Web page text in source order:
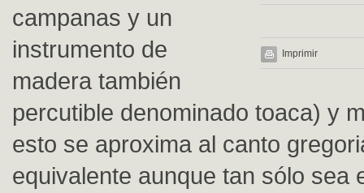
Imprimir
campanas y un
instrumento de
madera también
percutible denominado toaca) y
esto se aproxima al canto
equivalente aunque tan sólo sea